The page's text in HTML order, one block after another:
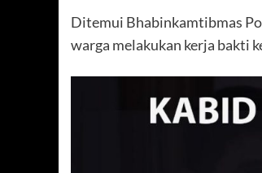
Ditemui Bhabinkamtibmas
warga melakukan kerja bakti